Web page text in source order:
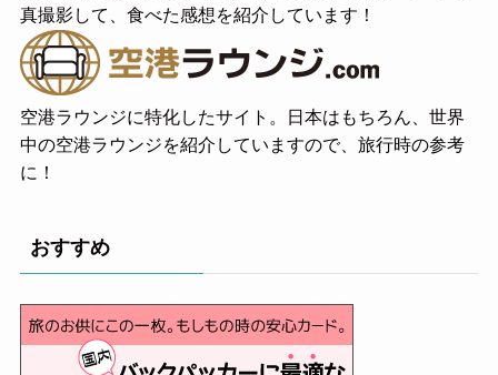
真撮影して、食べた感想を紹介しています！
空港ラウンジに特化したサイト。日本はもちろん、世界
中の空港ラウンジを紹介していますので、旅行時の参考
に！
おすすめ